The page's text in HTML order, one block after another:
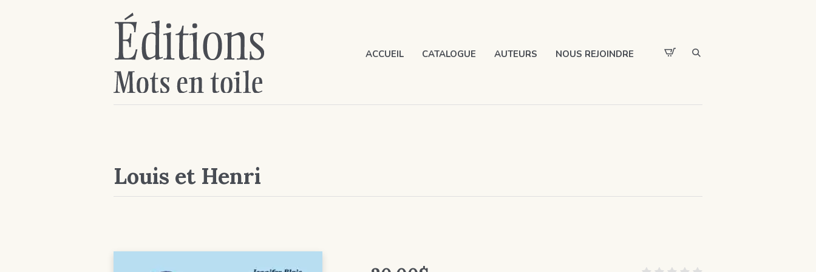
ACCUEIL CATALOGUE AUTEURS NOUS REJOINDRE
Louis et Henri